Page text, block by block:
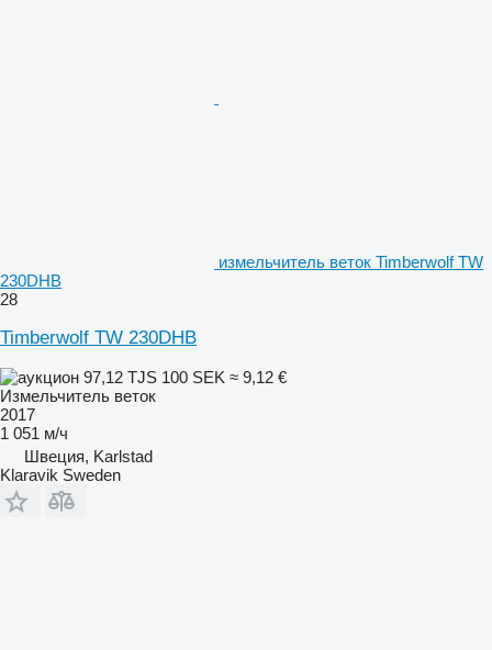
измельчитель веток Timberwolf TW
230DHB
28
Timberwolf TW 230DHB
97,12 TJS 100 SEK ≈ 9,12 €
Измельчитель веток
2017
1 051 м/ч
Швеция, Karlstad
Klaravik Sweden